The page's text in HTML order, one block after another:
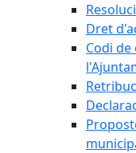
Dret
Codi